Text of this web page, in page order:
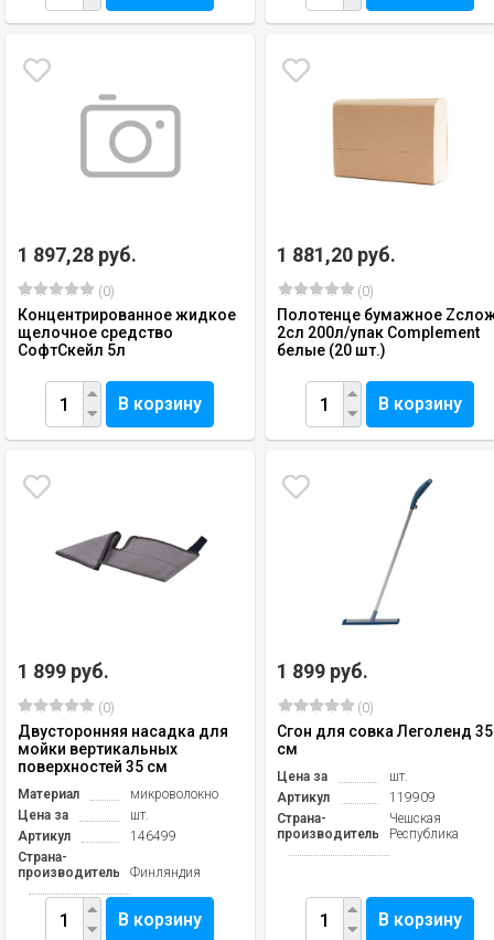
1 897,28 руб.
(0)
Концентрированное жидкое
щелочное средство
СофтСкейл 5л
В корзину
1 881,20 руб.
(0)
Полотенце бумажное
2сл 200л/упак Complement
белые (20 шт.)
В корзину
1 899 руб.
(0)
Двусторонняя насадка для
мойки вертикальных
поверхностей 35 см
Материал
микроволокно
Цена за
шт.
Артикул
146499
Страна-
производитель
Финляндия
В корзину
1 899 руб.
(0)
Сгон для совка Леголенд 35
см
Цена за
шт.
Артикул
119909
Страна-
производитель
Чешская
Республика
В корзину